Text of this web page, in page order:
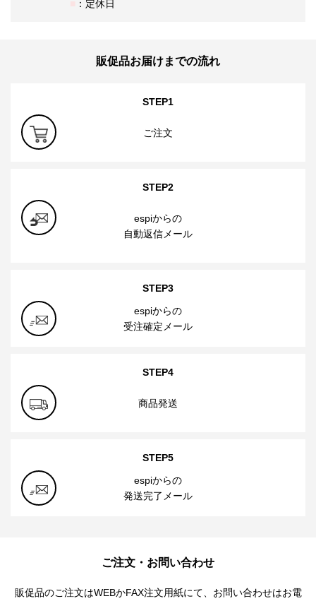
：定休日
販促品お届けまでの流れ
STEP1
ご注文
STEP2
espiからの
自動返信メール
STEP3
espiからの
受注確定メール
STEP4
商品発送
STEP5
espiからの
発送完了メール
ご注文・お問い合わせ
販促品のご注文はWEBかFAX注文用紙にて、お問い合わせはお電